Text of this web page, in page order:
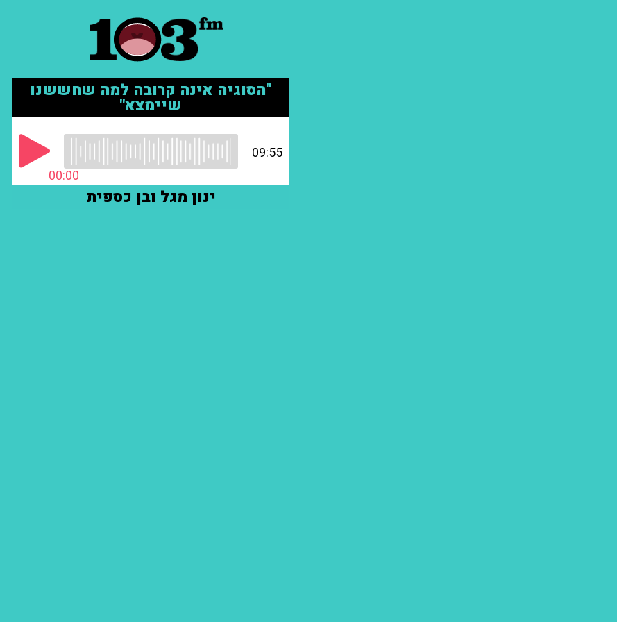
"הסוגיה אינה קרובה למה שחששנו
שיימצא"
00:00
09:55
ינון מגל ובן כספית